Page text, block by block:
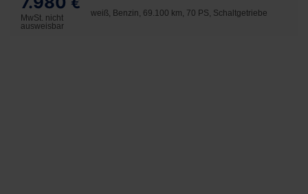
MwSt. nicht
ausweisbar
weiß, Benzin, 69.100 km, 70 PS, Schaltgetriebe